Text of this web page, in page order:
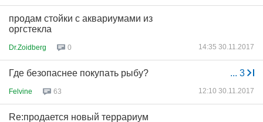
продам стойки с аквариумами из
оргстекла
Dr.Zoidberg 0 14:35 30.11.2017
... 3
Где безопаснее покупать рыбу?
Felvine 63 12:10 30.11.2017
Re:продается новый террариум